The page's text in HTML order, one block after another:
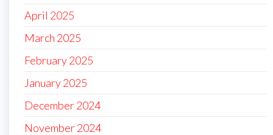
April 2025
March 2025
February 2025
January 2025
December 2024
November 2024